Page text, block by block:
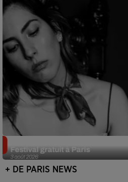
3 août 2026
Festival gratuit à Paris
+ DE PARIS NEWS